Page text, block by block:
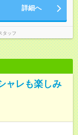
詳細へ
タッフ
ャレも楽しみ